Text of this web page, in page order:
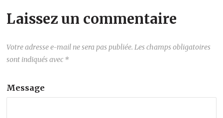
Laissez un commentaire
Votre adresse e-mail ne sera pas publiée. Les champs obligatoires
sont indiqués avec *
Message